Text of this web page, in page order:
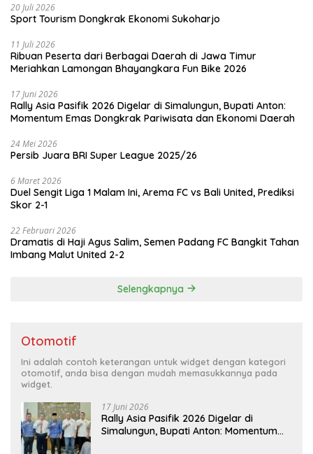
20 Juli 2026
Sport Tourism Dongkrak Ekonomi Sukoharjo
11 Juli 2026
Ribuan Peserta dari Berbagai Daerah di Jawa Timur
Meriahkan Lamongan Bhayangkara Fun Bike 2026
17 Juni 2026
Rally Asia Pasifik 2026 Digelar di Simalungun, Bupati Anton:
Momentum Emas Dongkrak Pariwisata dan Ekonomi Daerah
24 Mei 2026
Persib Juara BRI Super League 2025/26
6 Maret 2026
Duel Sengit Liga 1 Malam Ini, Arema FC vs Bali United, Prediksi
Skor 2-1
22 Februari 2026
Dramatis di Haji Agus Salim, Semen Padang FC Bangkit Tahan
Imbang Malut United 2-2
Selengkapnya
Otomotif
Ini adalah contoh keterangan untuk widget dengan kategori
otomotif, anda bisa dengan mudah memasukkannya pada
widget.
17 Juni 2026
Rally Asia Pasifik 2026 Digelar di
Simalungun, Bupati Anton: Momentum